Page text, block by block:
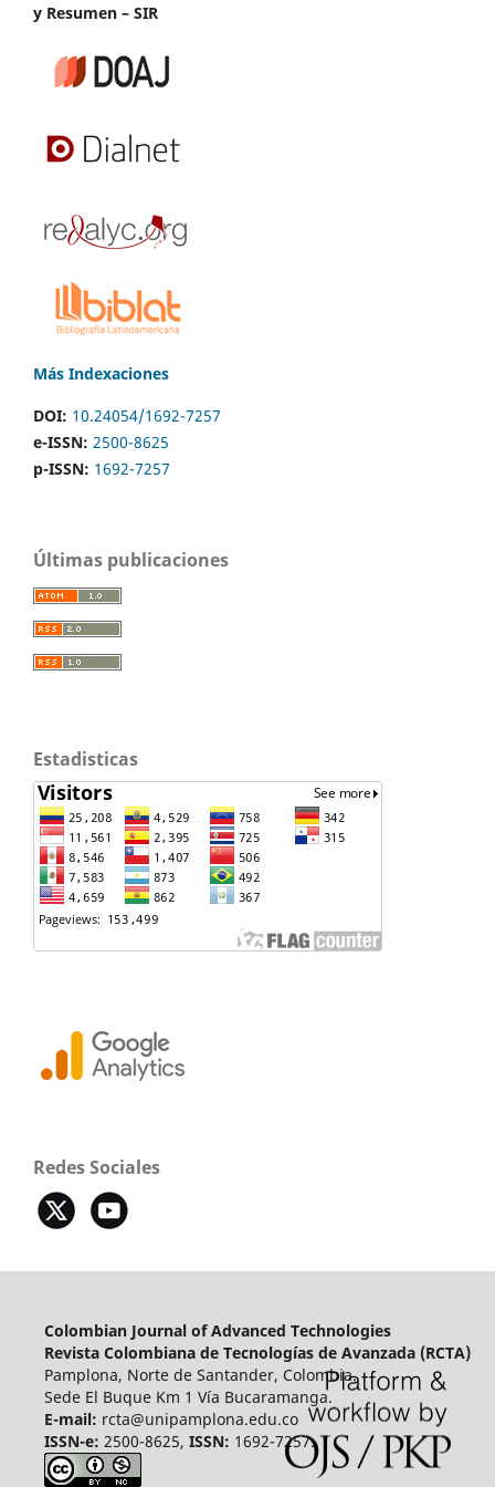
y Resumen – SIR
Más Indexaciones
DOI: 10.24054/1692-7257
e-ISSN: 2500-8625
p-ISSN: 1692-7257
Últimas publicaciones
Estadisticas
Redes Sociales
Colombian Journal of Advanced Technologies
Revista Colombiana de Tecnologías de Avanzada (RCTA)
Pamplona, Norte de Santander, Colombia.
Sede El Buque Km 1 Vía Bucaramanga.
E-mail: rcta@unipamplona.edu.co
ISSN-e: 2500-8625, ISSN: 1692-7257.